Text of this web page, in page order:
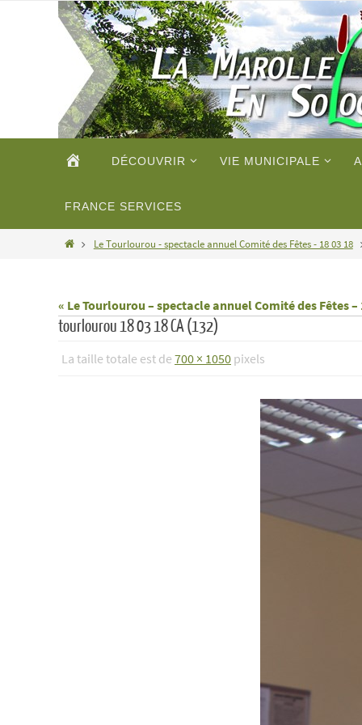
ACCUEILDÉCOUVRIR VIE MUNICIPALE
FRANCE SERVICES
HomeLe Tourlourou - spectacle annuel Comité des Fêtes - 18 03 18
« Le Tourlourou – spectacle annuel Comité des Fêtes –
tourlourou 18 03 18 CA (132)
La taille totale est de 700 × 1050 pixels